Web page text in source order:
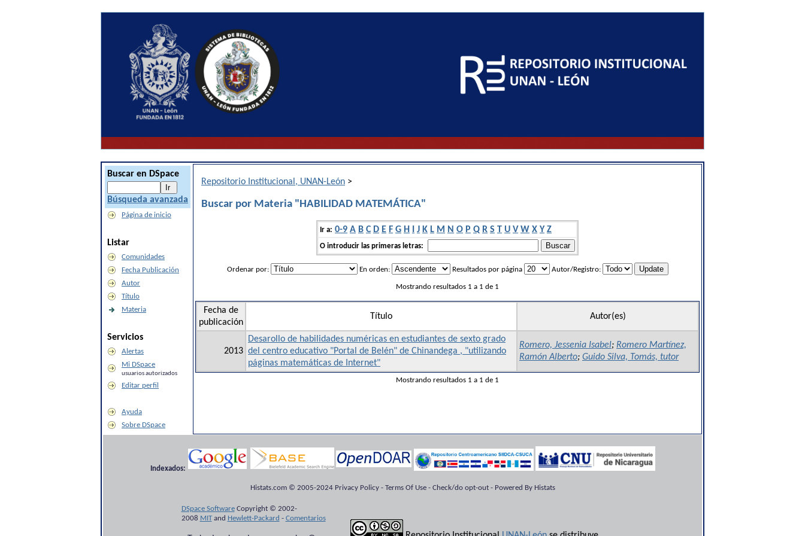
Buscar en DSpace
Búsqueda avanzada
Página de inicio
Listar
Comunidades
Fecha Publicación
Autor
Título
Materia
Servicios
Alertas
Mi DSpace
usuarios autorizados
Editar perfil
Ayuda
Sobre DSpace
Repositorio Institucional, UNAN-León >
Buscar por Materia "HABILIDAD MATEMÁTICA"
Ir a: 0-9 A B C D E F G H I J K L M N O P Q R S T U V W X Y Z
O introducir las primeras letras:
Ordenar por: En orden: Resultados por página Autor/Registro:
Mostrando resultados 1 a 1 de 1
Fecha de
publicación
Título Autor(es)
2013
Desarollo de habilidades numéricas en estudiantes de sexto grado
del centro educativo "Portal de Belén" de Chinandega , "utilizando
páginas matemáticas de Internet"
Romero, Jessenia Isabel; Romero Martínez,
Ramón Alberto; Guido Silva, Tomás, tutor
Mostrando resultados 1 a 1 de 1
Indexados:
Histats.com © 2005-2024 Privacy Policy - Terms Of Use - Check/do opt-out - Powered By Histats
DSpace SoftwareCopyright © 2002-
2008 MITand Hewlett-Packard - Comentarios